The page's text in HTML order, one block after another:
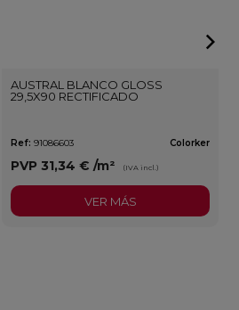
AUSTRAL BLANCO GLOSS
29,5X90 RECTIFICADO
Ref: 91086603 Colorker
PVP 31,34 €/m² (IVA incl.)
VER MÁS